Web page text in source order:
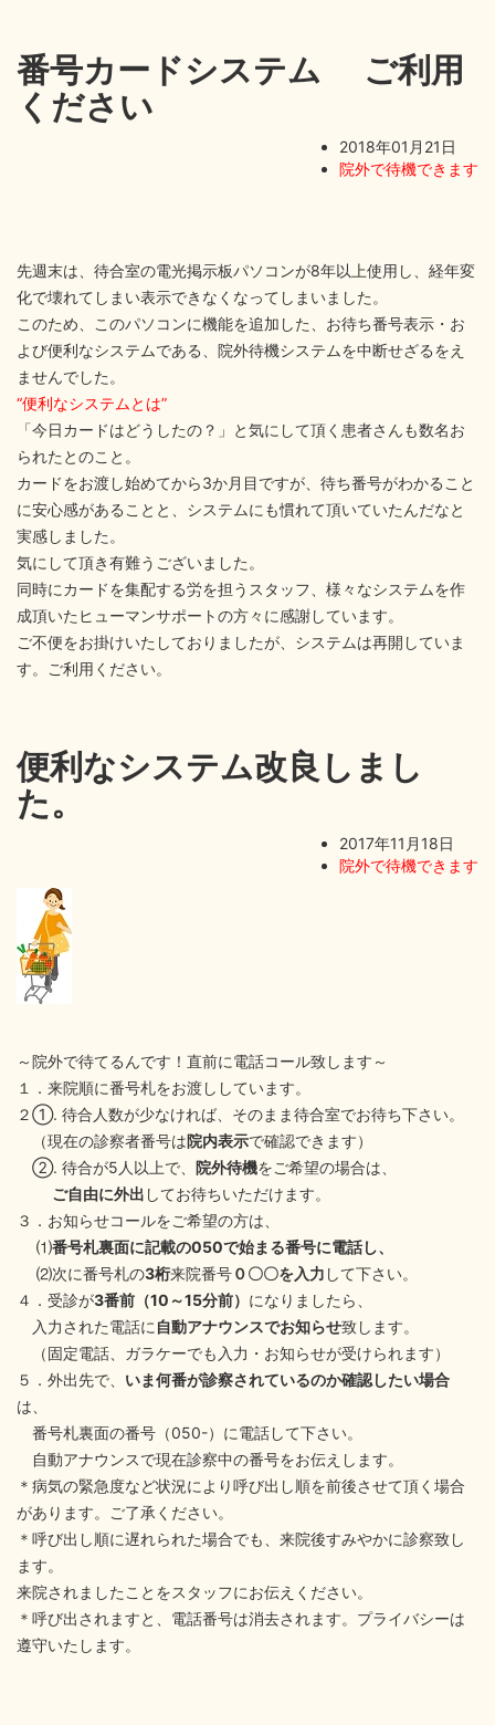
番号カードシステム ご利用
ください
2018年01月21日
院外で待機できます
先週末は、待合室の電光掲示板パソコンが8年以上使用し、経年変
化で壊れてしまい表示できなくなってしまいました。
このため、このパソコンに機能を追加した、お待ち番号表示・お
よび便利なシステムである、院外待機システムを中断せざるをえ
ませんでした。
“便利なシステムとは”
「今日カードはどうしたの？」と気にして頂く患者さんも数名お
られたとのこと。
カードをお渡し始めてから3か月目ですが、待ち番号がわかること
に安心感があることと、システムにも慣れて頂いていたんだなと
実感しました。
気にして頂き有難うございました。
同時にカードを集配する労を担うスタッフ、様々なシステムを作
成頂いたヒューマンサポートの方々に感謝しています。
ご不便をお掛けいたしておりましたが、システムは再開していま
す。ご利用ください。
便利なシステム改良しまし
た。
2017年11月18日
院外で待機できます
～院外で待てるんです！直前に電話コール致します～
１．来院順に番号札をお渡ししています。
２①. 待合人数が少なければ、そのまま待合室でお待ち下さい。
（現在の診察者番号は院内表示で確認できます）
②. 待合が5人以上で、 院外待機をご希望の場合は、
ご自由に外出 してお待ちいただけます。
３．お知らせコールをご希望の方は、
⑴番号札裏面に記載の050で始まる番号に電話し、
⑵次に番号札の3桁来院番号０〇〇を入力 して下さい。
４．受診が3番前（10～15分前） になりましたら、
入力された電話に 自動アナウンスでお知らせ致します。
（固定電話、ガラケーでも入力・お知らせが受けられます）
５．外出先で、 いま何番が診察されているのか確認したい場合
は、
番号札裏面の番号（050-）に電話して下さい。
自動アナウンスで現在診察中の番号をお伝えします。
＊病気の緊急度など状況により呼び出し順を前後させて頂く場合
があります。ご了承ください。
＊呼び出し順に遅れられた場合でも、来院後すみやかに診察致し
ます。
来院されましたことをスタッフにお伝えください。
＊呼び出されますと、電話番号は消去されます。プライバシーは
遵守いたします。